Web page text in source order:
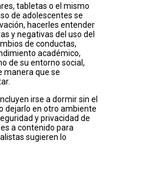
tabletas o el mismo
de adolescentes se
hacerles entender
y negativas del uso del
de conductas,
académico,
de su entorno social,
manera que se
irse a dormir sin el
dejarlo en otro ambiente
y privacidad de
a contenido para
sugieren lo